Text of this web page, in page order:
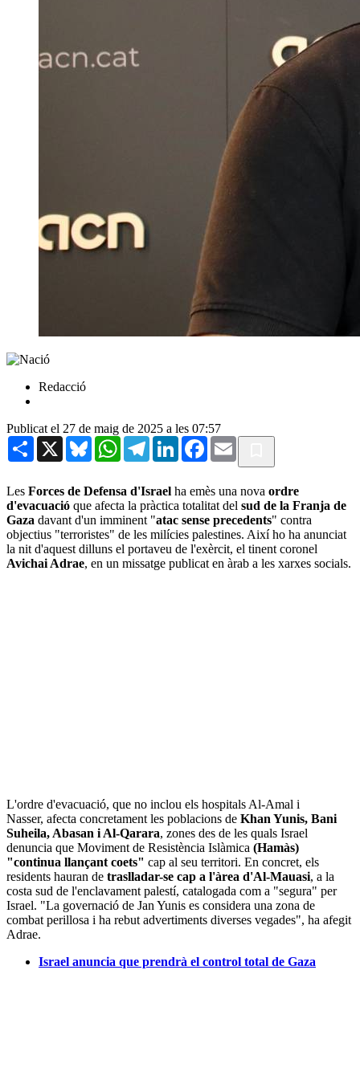
Redacció
Publicat el 27 de maig de 2025 a les 07:57
Share X BlueskyWhatsAppTelegramLinkedInFacebook
Email
Les Forces de Defensa d'Israel ha emès una nova ordre
d'evacuació que afecta la pràctica totalitat del sud de la Franja de
Gaza davant d'un imminent "atac sense precedents" contra
objectius "terroristes" de les milícies palestines. Així ho ha anunciat
la nit d'aquest dilluns el portaveu de l'exèrcit, el tinent coronel
Avichai Adrae, en un missatge publicat en àrab a les xarxes socials.
L'ordre d'evacuació, que no inclou els hospitals Al-Amal i
Nasser, afecta concretament les poblacions de Khan Yunis, Bani
Suheila, Abasan i Al-Qarara, zones des de les quals Israel
denuncia que Moviment de Resistència Islàmica (Hamàs)
"continua llançant coets" cap al seu territori. En concret, els
residents hauran de traslladar-se cap a l'àrea d'Al-Mauasi, a la
costa sud de l'enclavament palestí, catalogada com a "segura" per
Israel. "La governació de Jan Yunis es considera una zona de
combat perillosa i ha rebut advertiments diverses vegades", ha afegit
Adrae.
Israel anuncia que prendrà el control total de Gaza